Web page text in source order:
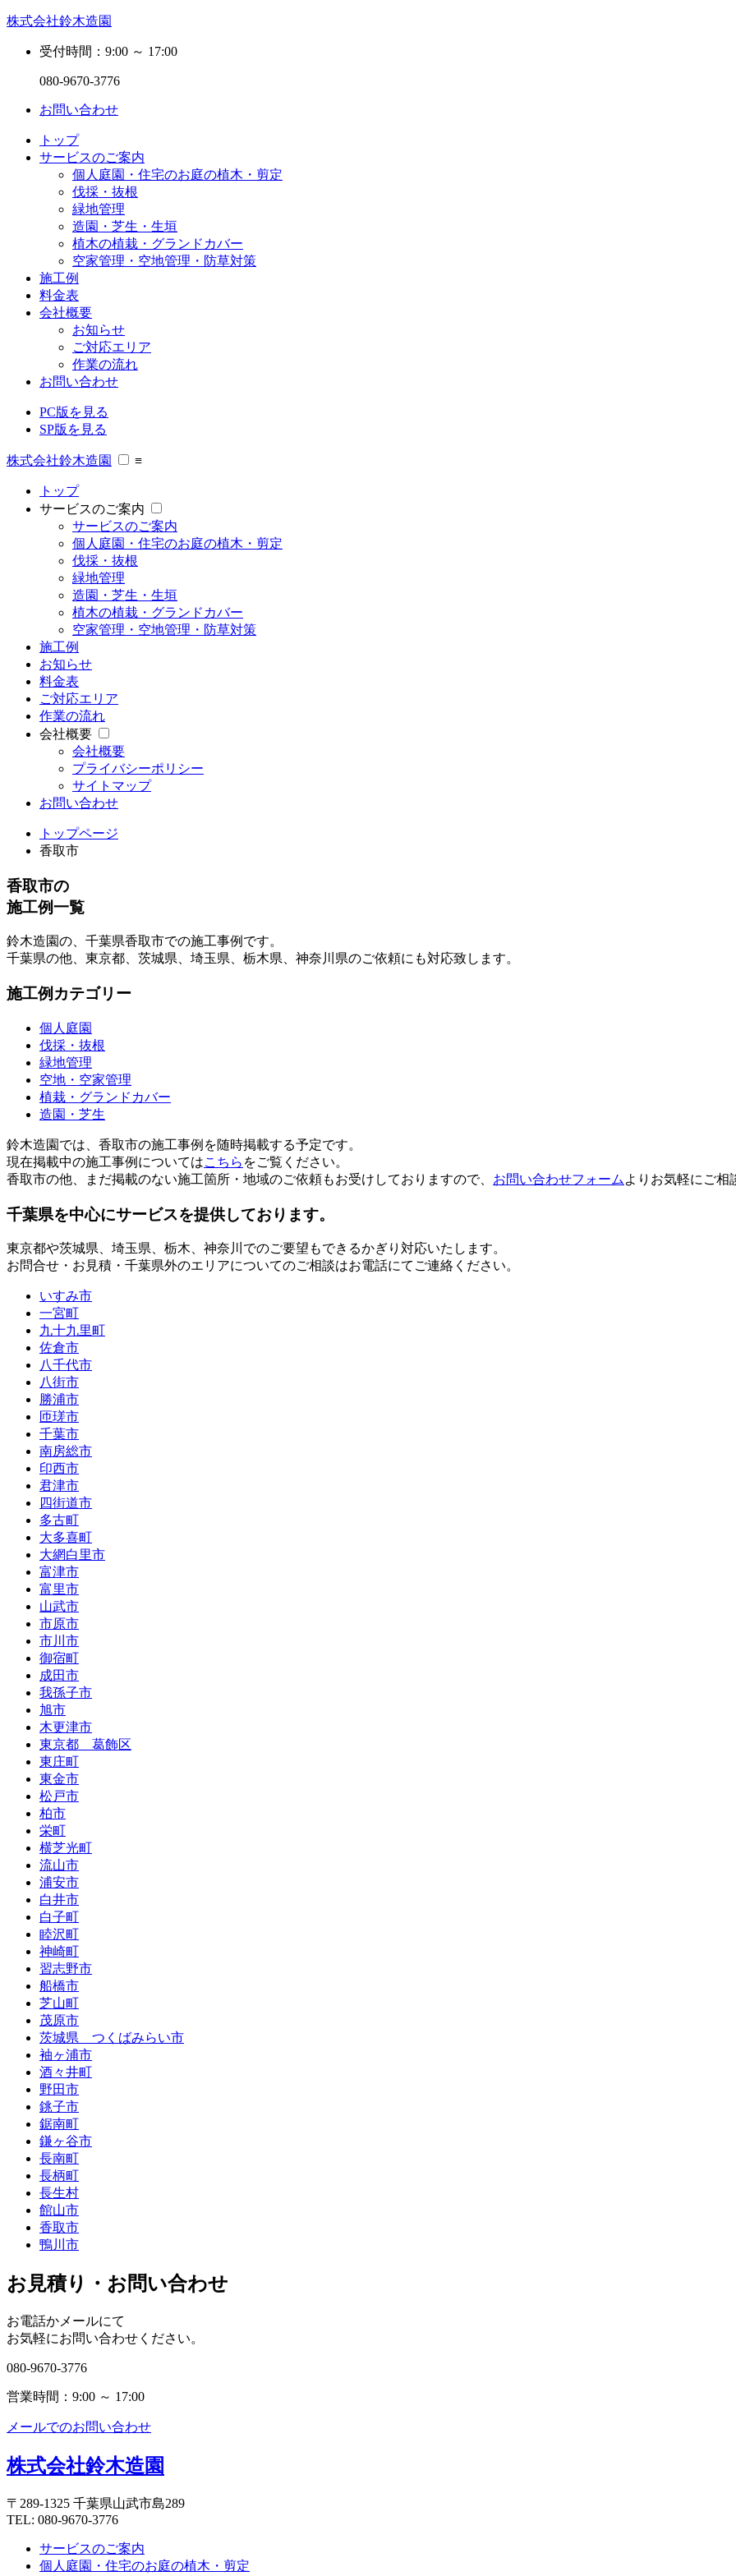
株式会社鈴木造園
受付時間：9:00 ～ 17:00
080-9670-3776
お問い合わせ
トップ
サービスのご案内
個人庭園・住宅のお庭の植木・剪定
伐採・抜根
緑地管理
造園・芝生・生垣
植木の植栽・グランドカバー
空家管理・空地管理・防草対策
施工例
料金表
会社概要
お知らせ
ご対応エリア
作業の流れ
お問い合わせ
PC版を見る
SP版を見る
株式会社鈴木造園 ≡
トップ
サービスのご案内
サービスのご案内
個人庭園・住宅のお庭の植木・剪定
伐採・抜根
緑地管理
造園・芝生・生垣
植木の植栽・グランドカバー
空家管理・空地管理・防草対策
施工例
お知らせ
料金表
ご対応エリア
作業の流れ
会社概要
会社概要
プライバシーポリシー
サイトマップ
お問い合わせ
トップページ
香取市
香取市の
施工例一覧
鈴木造園の、千葉県香取市での施工事例です。
千葉県の他、東京都、茨城県、埼玉県、栃木県、神奈川県のご依頼にも対応致します。
施工例カテゴリー
個人庭園
伐採・抜根
緑地管理
空地・空家管理
植栽・グランドカバー
造園・芝生
鈴木造園では、香取市の施工事例を随時掲載する予定です。
現在掲載中の施工事例についてはこちら をご覧ください。
香取市の他、まだ掲載のない施工箇所・地域のご依頼もお受けしておりますので、 お問い合わせフォーム よりお気軽にご相
千葉県を中心にサービスを提供しております。
東京都や茨城県 埼玉県 栃木 神奈川 でのご要望もできるかぎり対応いたします。
お問合せ・お見積・千葉県外のエリアについてのご相談はお電話にてご連絡ください。
いすみ市
一宮町
九十九里町
佐倉市
八千代市
八街市
勝浦市
匝瑳市
千葉市
南房総市
印西市
君津市
四街道市
多古町
大多喜町
大網白里市
富津市
富里市
山武市
市原市
市川市
御宿町
成田市
我孫子市
旭市
木更津市
東京都 葛飾区
東庄町
東金市
松戸市
柏市
栄町
横芝光町
流山市
浦安市
白井市
白子町
睦沢町
神崎町
習志野市
船橋市
芝山町
茂原市
茨城県 つくばみらい市
袖ヶ浦市
酒々井町
野田市
銚子市
鋸南町
鎌ヶ谷市
長南町
長柄町
長生村
館山市
香取市
鴨川市
お見積り・お問い合わせ
お電話かメールにて
お気軽にお問い合わせください。
080-9670-3776
営業時間：9:00 ～ 17:00
メールでのお問い合わせ
株式会社鈴木造園
〒289-1325 千葉県山武市島289
TEL: 080-9670-3776
サービスのご案内
個人庭園・住宅のお庭の植木・剪定